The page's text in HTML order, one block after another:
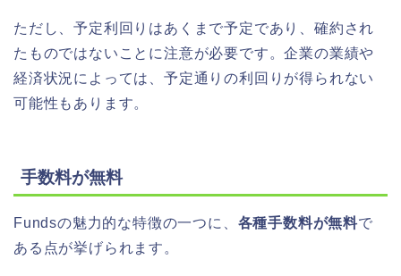
ただし、予定利回りはあくまで予定であり、確約され
たものではないことに注意が必要です。企業の業績や
経済状況によっては、予定通りの利回りが得られない
可能性もあります。
手数料が無料
Fundsの魅力的な特徴の一つに、 各種手数料が無料で
ある点が挙げられます。